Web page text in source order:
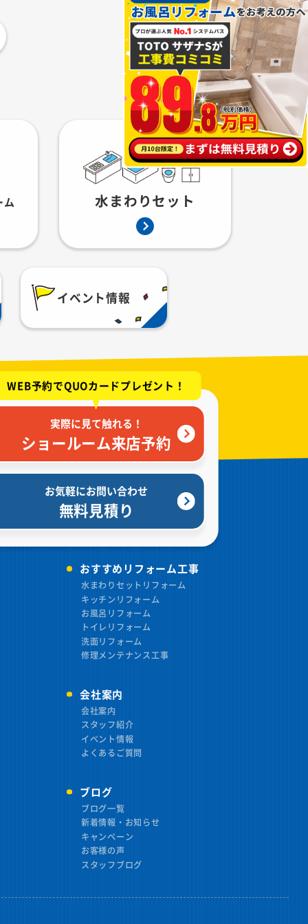
ム 水まわりセット
イベント情報
WEB予約でQUOカードプレゼント！
実際に見て触れる！
ショールーム来店予約
お気軽にお問い合わせ
無料見積り
おすすめリフォーム工事
水まわりセットリフォーム
キッチンリフォーム
お風呂リフォーム
トイレリフォーム
洗面リフォーム
修理メンテナンス工事
会社案内
会社案内
スタッフ紹介
イベント情報
よくあるご質問
ブログ
ブログ一覧
新着情報・お知らせ
キャンペーン
お客様の声
スタッフブログ